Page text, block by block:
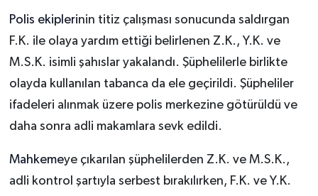
Polis ekiplerinin titiz çalışması sonucunda saldırgan
F.K. ile olaya yardım ettiği belirlenen Z.K., Y.K. ve
M.S.K. isimli şahıslar yakalandı. Şüphelilerle birlikte
olayda kullanılan tabanca da ele geçirildi. Şüpheliler
ifadeleri alınmak üzere polis merkezine götürüldü ve
daha sonra adli makamlara sevk edildi.
Mahkemeye çıkarılan şüphelilerden Z.K. ve M.S.K.,
adli kontrol şartıyla serbest bırakılırken, F.K. ve Y.K.